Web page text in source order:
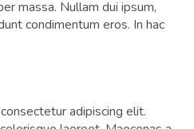
massa. Nullam dui ipsum,
condimentum eros. In hac
adipiscing elit.